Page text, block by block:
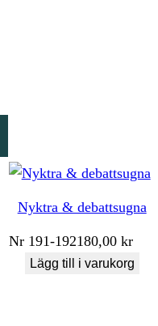
Nyktra & debattsugna
Nr 191-192180,00 kr
Lägg till i varukorg